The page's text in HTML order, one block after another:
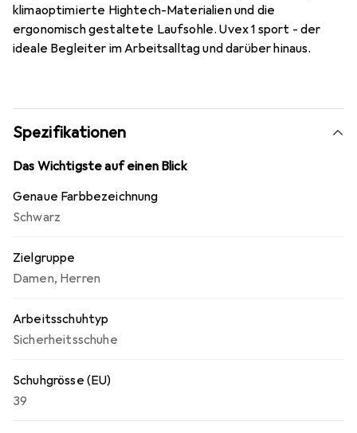
klimaoptimierte Hightech-Materialien und die
ergonomisch gestaltete Laufsohle. Uvex 1 sport - der
ideale Begleiter im Arbeitsalltag und darüber hinaus.
Spezifikationen
Das Wichtigste auf einen Blick
Genaue Farbbezeichnung
Schwarz
Zielgruppe
Damen, Herren
Arbeitsschuhtyp
Sicherheitsschuhe
Schuhgrösse (EU)
39